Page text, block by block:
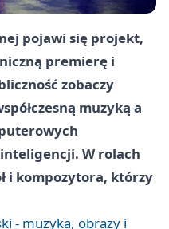
pojawi się projekt,
premierę i
zobaczy
muzyką a
W rolach
i kompozytora, którzy
- muzyka, obrazy i